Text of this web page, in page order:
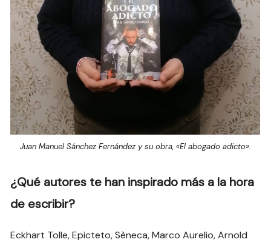
Juan Manuel Sánchez Fernández y su obra, «El abogado adicto».
¿Qué autores te han inspirado más a la hora
de escribir?
Eckhart Tolle, Epicteto, Sèneca, Marco Aurelio, Arnold